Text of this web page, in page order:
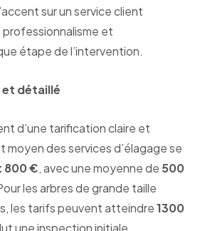
sur un service client
et
étape de l’intervention.
détaillé
d’une tarification claire et
des services d’élagage se
800 €, avec une moyenne de 500
les arbres de grande taille
les tarifs peuvent atteindre1300
une inspection initiale